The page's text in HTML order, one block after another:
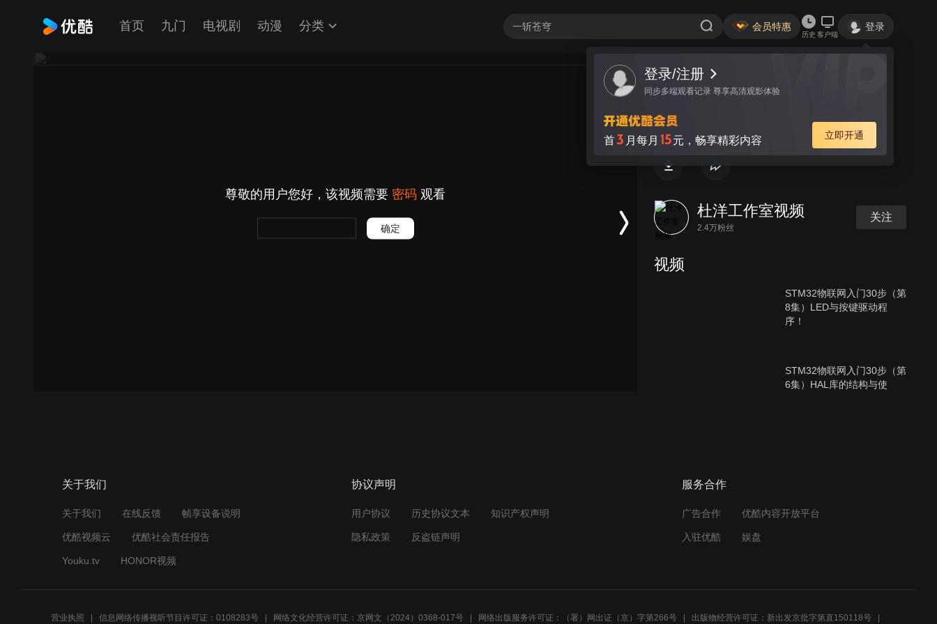
首页 九门 电视剧 动漫 分类 会员特惠
历史 客户端
登录
登录/注册
同步多端观看记录 尊享高清观影体验
首3 月每月 15元，畅享精彩内容 立即开通
尊敬的用户您好，该视频需要 密码 观看
确定
视频 讨论
面包板入门电子制作（第6集）
杜洋工作室视频
2.4万粉丝
关注
视频
STM32物联网入门30步（第
8集）LED与按键驱动程
序！
STM32物联网入门30步（第
6集）HAL库的结构与使
4集）CubeMX图形化编程
关于我们
关于我们 在线反馈 帧享设备说明
优酷视频云 优酷社会责任报告
Youku.tv HONOR视频
协议声明
用户协议 历史协议文本 知识产权声明
隐私政策 反盗链声明
服务合作
广告合作 优酷内容开放平台
入驻优酷 娱盘
营业执照 信息网络传播视听节目许可证：0108283号 网络文化经营许可证：京网文（2024）0368-017号 网络出版服务许可证：（署）网出证（京）字第266号 出版物经营许可证：新出发京批字第直150118号